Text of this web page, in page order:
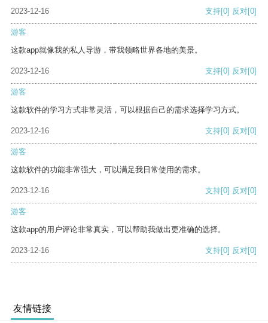
2023-12-16 支持[0] 反对[0]
游客
这款app就像我的私人导游，带我领略世界各地的美景。
2023-12-16 支持[0] 反对[0]
游客
这款软件的学习方式非常灵活，可以根据自己的需求选择学习方式。
2023-12-16 支持[0] 反对[0]
游客
这款软件的功能非常强大，可以满足我日常使用的需求。
2023-12-16 支持[0] 反对[0]
游客
这款app的用户评论非常真实，可以帮助我做出更准确的选择。
2023-12-16 支持[0] 反对[0]
友情链接